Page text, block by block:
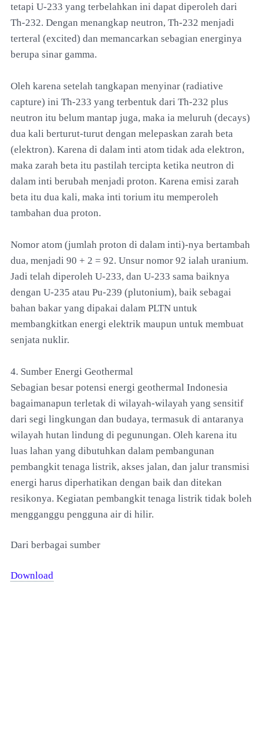
tetapi U-233 yang terbelahkan ini dapat diperoleh dari
Th-232. Dengan menangkap neutron, Th-232 menjadi
terteral (excited) dan memancarkan sebagian energinya
berupa sinar gamma.
Oleh karena setelah tangkapan menyinar (radiative
capture) ini Th-233 yang terbentuk dari Th-232 plus
neutron itu belum mantap juga, maka ia meluruh (decays)
dua kali berturut-turut dengan melepaskan zarah beta
(elektron). Karena di dalam inti atom tidak ada elektron,
maka zarah beta itu pastilah tercipta ketika neutron di
dalam inti berubah menjadi proton. Karena emisi zarah
beta itu dua kali, maka inti torium itu memperoleh
tambahan dua proton.
Nomor atom (jumlah proton di dalam inti)-nya bertambah
dua, menjadi 90 + 2 = 92. Unsur nomor 92 ialah uranium.
Jadi telah diperoleh U-233, dan U-233 sama baiknya
dengan U-235 atau Pu-239 (plutonium), baik sebagai
bahan bakar yang dipakai dalam PLTN untuk
membangkitkan energi elektrik maupun untuk membuat
senjata nuklir.
4. Sumber Energi Geothermal
Sebagian besar potensi energi geothermal Indonesia
bagaimanapun terletak di wilayah-wilayah yang sensitif
dari segi lingkungan dan budaya, termasuk di antaranya
wilayah hutan lindung di pegunungan. Oleh karena itu
luas lahan yang dibutuhkan dalam pembangunan
pembangkit tenaga listrik, akses jalan, dan jalur transmisi
energi harus diperhatikan dengan baik dan ditekan
resikonya. Kegiatan pembangkit tenaga listrik tidak boleh
mengganggu pengguna air di hilir.
Dari berbagai sumber
Download